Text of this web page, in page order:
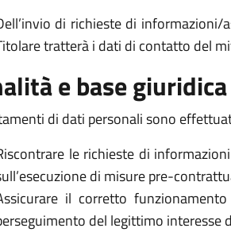
di richieste di
tratterà i dati di contatto del
e base giuridica
di dati personali sono
le richieste di
di misure pre-
il corretto
del legittimo interesse